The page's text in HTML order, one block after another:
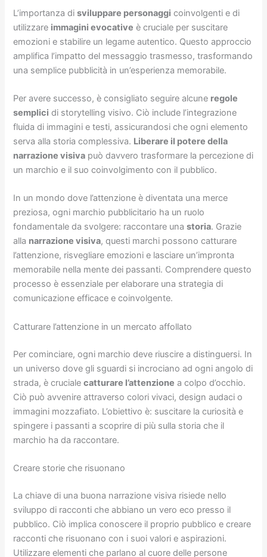
L’importanza disviluppare personaggi coinvolgenti e di
utilizzare immagini evocative è cruciale per suscitare
emozioni e stabilire un legame autentico. Questo approccio
amplifica l’impatto del messaggio trasmesso, trasformando
una semplice pubblicità in un’esperienza memorabile.
Per avere successo, è consigliato seguire alcune regole
semplici di storytelling visivo. Ciò include l’integrazione
fluida di immagini e testi, assicurandosi che ogni elemento
serva alla storia complessiva. Liberare il potere della
narrazione visiva può davvero trasformare la percezione di
un marchio e il suo coinvolgimento con il pubblico.
In un mondo dove l’attenzione è diventata una merce
preziosa, ogni marchio pubblicitario ha un ruolo
fondamentale da svolgere: raccontare unastoria. Grazie
alla narrazione visiva, questi marchi possono catturare
l’attenzione, risvegliare emozioni e lasciare un’impronta
memorabile nella mente dei passanti. Comprendere questo
processo è essenziale per elaborare una strategia di
comunicazione efficace e coinvolgente.
Catturare l’attenzione in un mercato affollato
Per cominciare, ogni marchio deve riuscire a distinguersi. In
un universo dove gli sguardi si incrociano ad ogni angolo di
strada, è crucialecatturare l’attenzione a colpo d’occhio.
Ciò può avvenire attraverso colori vivaci, design audaci o
immagini mozzafiato. L’obiettivo è: suscitare la curiosità e
spingere i passanti a scoprire di più sulla storia che il
marchio ha da raccontare.
Creare storie che risuonano
La chiave di una buona narrazione visiva risiede nello
sviluppo di racconti che abbiano un vero eco presso il
pubblico. Ciò implica conoscere il proprio pubblico e creare
racconti che risuonano con i suoi valori e aspirazioni.
Utilizzare elementi che parlano al cuore delle persone